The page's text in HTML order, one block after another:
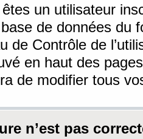
un utilisateur
de données du
de Contrôle de
en haut des
de modifier tous
n’est pas